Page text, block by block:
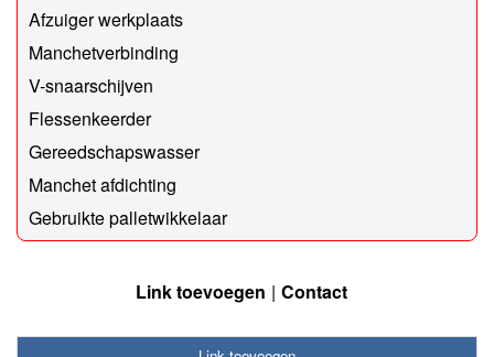
Afzuiger werkplaats
Manchetverbinding
V-snaarschijven
Flessenkeerder
Gereedschapswasser
Manchet afdichting
Gebruikte palletwikkelaar
Link toevoegen Contact